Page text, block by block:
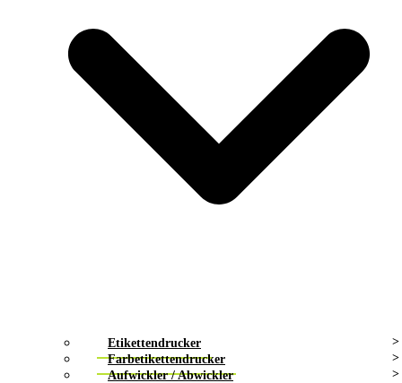
Etikettendrucker
Farbetikettendrucker
Aufwickler / Abwickler